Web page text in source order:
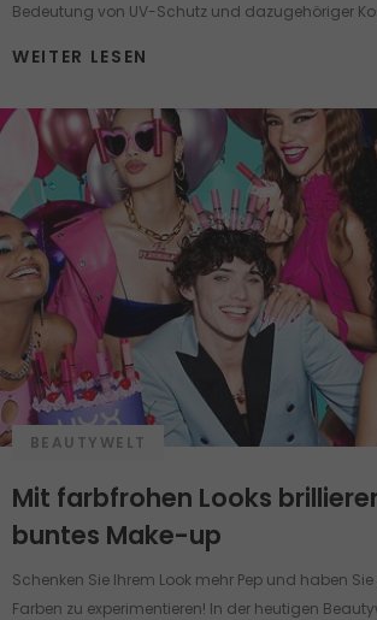
Bedeutung von UV-Schutz und dazugehöriger
Pflegeprodukte mit UV-Schutz unter die Lupe.
WEITER LESEN
BEAUTYWELT
Mit farbfrohen Looks
buntes Make-up
Schenken Sie Ihrem Look mehr Pep und haben
Farben zu experimentieren! In der heutigen